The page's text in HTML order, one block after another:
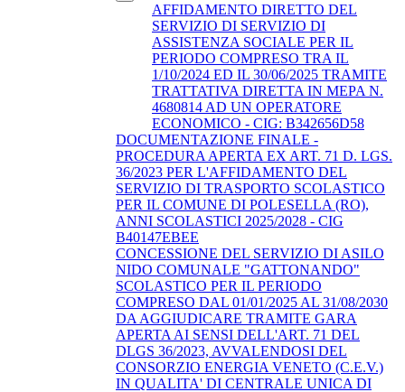
AFFIDAMENTO DIRETTO DEL
SERVIZIO DI SERVIZIO DI
ASSISTENZA SOCIALE PER IL
PERIODO COMPRESO TRA IL
1/10/2024 ED IL 30/06/2025 TRAMITE
TRATTATIVA DIRETTA IN MEPA N.
4680814 AD UN OPERATORE
ECONOMICO - CIG: B342656D58
DOCUMENTAZIONE FINALE -
PROCEDURA APERTA EX ART. 71 D. LGS.
36/2023 PER L'AFFIDAMENTO DEL
SERVIZIO DI TRASPORTO SCOLASTICO
PER IL COMUNE DI POLESELLA (RO),
ANNI SCOLASTICI 2025/2028 - CIG
B40147EBEE
CONCESSIONE DEL SERVIZIO DI ASILO
NIDO COMUNALE "GATTONANDO"
SCOLASTICO PER IL PERIODO
COMPRESO DAL 01/01/2025 AL 31/08/2030
DA AGGIUDICARE TRAMITE GARA
APERTA AI SENSI DELL'ART. 71 DEL
DLGS 36/2023, AVVALENDOSI DEL
CONSORZIO ENERGIA VENETO (C.E.V.)
IN QUALITA' DI CENTRALE UNICA DI